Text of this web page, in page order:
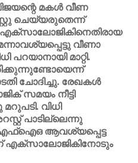
മകള്‍ വീണ
ചെയ്യരുതെന്ന്
വീണാ
മാറ്റി.
ചോദിച്ചു. രേഖകള്‍
സമയം നീട്ടി
മറുപടി. വിധി
പാടില്ലെന്നു
ആവശ്യപ്പെട്ട
എക്സാലോജികിനോടും